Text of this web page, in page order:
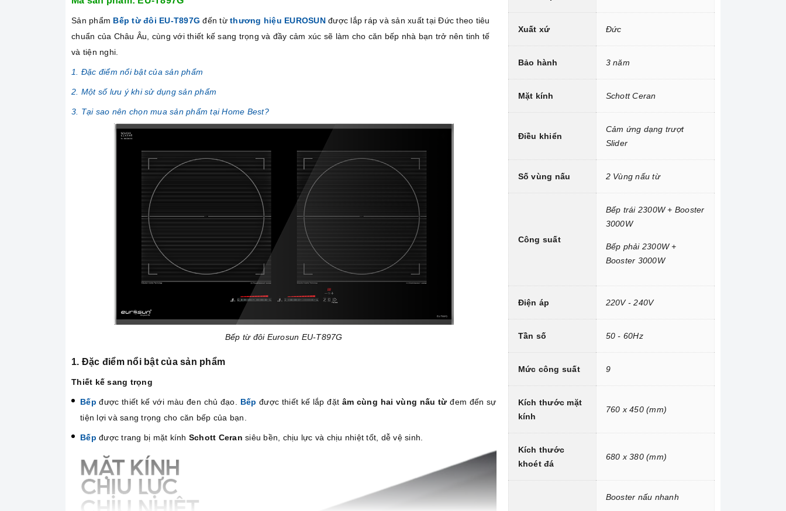
Sản phẩm Bếp từ đôi EU-T897G đến từ thương hiệu EUROSUNđược lắp ráp và sản xuất tại Đức theo tiêu
chuẩn của Châu Âu, cùng với thiết kế sang trọng và đầy cảm xúc sẽ làm cho căn bếp nhà bạn trở nên tinh tế
và tiện nghi.
1. Đặc điểm nổi bật của sản phẩm
2. Một số lưu ý khi sử dụng sản phẩm
3. Tại sao nên chọn mua sản phẩm tại Home Best?
Bếp từ đôi Eurosun EU-T897G
1. Đặc điểm nổi bật của sản phẩm
Thiết kế sang trọng
Bếp được thiết kế với màu đen chủ đạo. Bếp được thiết kế lắp đặt âm cùng hai vùng nấu từđem đến sự
tiện lợi và sang trọng cho căn bếp của bạn.
Bếp được trang bị mặt kính Schott Ceran siêu bền, chịu lực và chịu nhiệt tốt, dễ vệ sinh.
Xuất xứ Đức
Bảo hành 3 năm
Mặt kính Schott Ceran
Điều khiển
Cảm ứng dạng trượt
Slider
Số vùng nấu 2 Vùng nấu từ
Công suất
Bếp trái 2300W + Booster
3000W
Bếp phải 2300W +
Booster 3000W
Điện áp 220V - 240V
Tần số 50 - 60Hz
Mức công suất 9
Kích thước mặt
kính
760 x 450 (mm)
Kích thước
khoét đá
680 x 380 (mm)
Booster nấu nhanh